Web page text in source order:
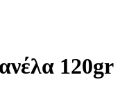
120gr